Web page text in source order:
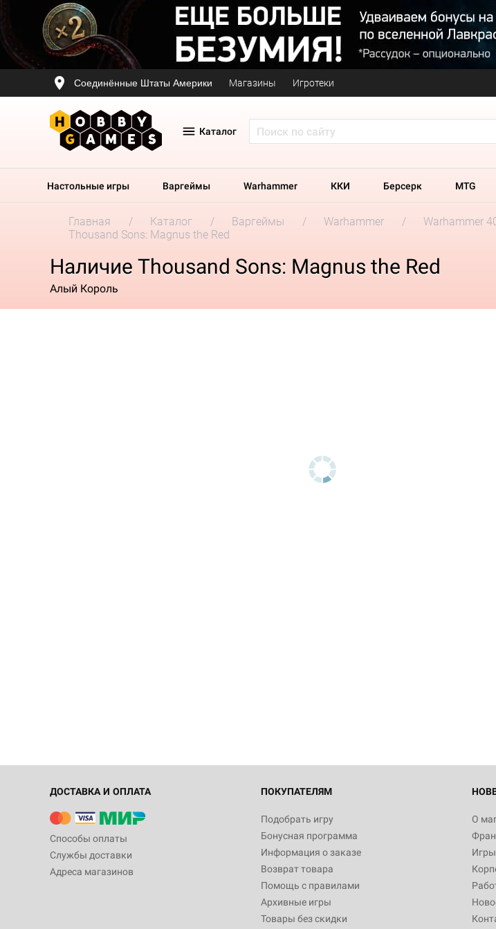
Соединённые Штаты Америки Магазины Игротеки
Каталог
Настольные игры Варгеймы Warhammer ККИ Берсерк MTG
Главная Каталог Варгеймы Warhammer Warhammer
Thousand Sons: Magnus the Red
Наличие Thousand Sons: Magnus the Red
Алый Король
ДОСТАВКА И ОПЛАТА
Способы оплаты
Службы доставки
Адреса магазинов
ПОКУПАТЕЛЯМ
Подобрать игру
Бонусная программа
Информация о заказе
Возврат товара
Помощь с правилами
Архивные игры
Товары без скидки
О